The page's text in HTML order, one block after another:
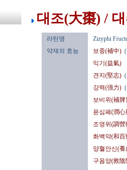
대조(大棗) /
라틴명
Zizyphi
약재의 효능
보중(補中)
익기(益氣)
견지(堅志)
강력(强力)
보비위(補脾
윤심폐(潤心
조영위(調營
화백약(和百
양혈안신(
구음양(救陰